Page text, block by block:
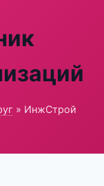
» ИнжСтрой